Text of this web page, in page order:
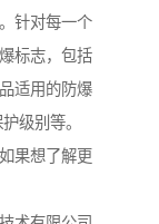
针对每一个
标志，包括
适用的防爆
级别等。
果想了解更